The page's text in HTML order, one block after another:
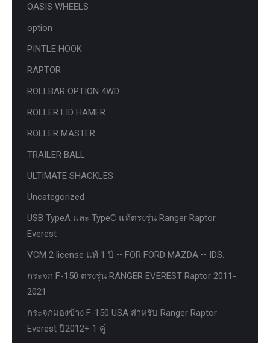
OASIS WHEELS
option
PINTLE HOOK
RAPTOR
ROLLBAR OPTION 4WD
ROLLER LID HAMER
ROLLER MASTER
TRAILER BALL
ULTIMATE SHACKLES
Uncategorized
USB TypeA และ TypeC แท้ตรงรุ่น Ranger Raptor
Everest
VCM 2 license แท้ 1 ปี •• FOR FORD MAZDA •• IDS.
กระจก F-150 ตรงรุ่น RANGER EVEREST Raptor 2011-
2021
กระจกมองข้าง F-150 USA สำหรับ Ranger Raptor
Everest ปี2012+ 1 คู่